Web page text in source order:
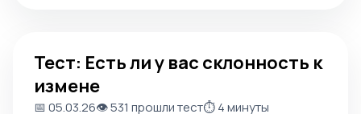
Тест: Есть ли у вас склонность к
измене
📅 05.03.26👁️ 531 прошли тест⏱️ 4 минуты